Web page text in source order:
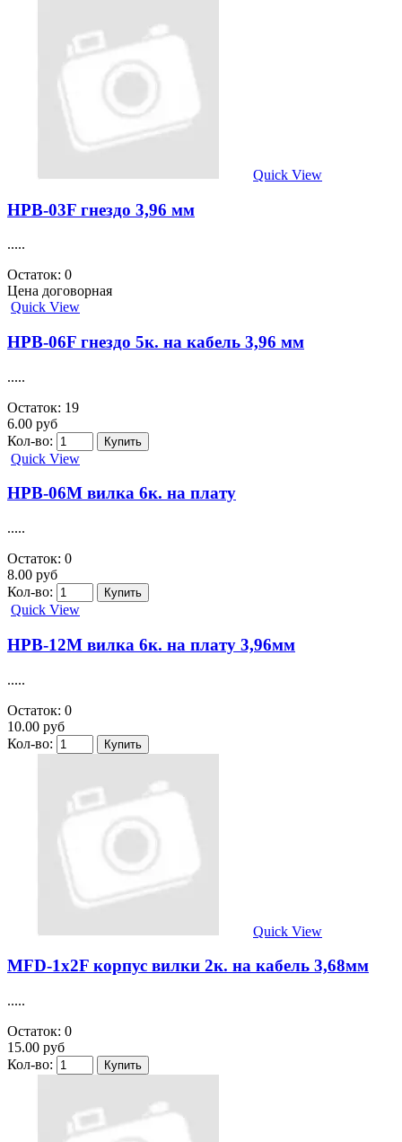
Quick View
HPB-03F гнездо 3,96 мм
.....
Остаток: 0
Цена договорная
Quick View
HPB-06F гнездо 5к. на кабель 3,96 мм
.....
Остаток: 19
6.00 руб
Кол-во:
Quick View
HPB-06M вилка 6к. на плату
.....
Остаток: 0
8.00 руб
Кол-во:
Quick View
HPB-12M вилка 6к. на плату 3,96мм
.....
Остаток: 0
10.00 руб
Кол-во:
Quick View
MFD-1x2F корпус вилки 2к. на кабель 3,68мм
.....
Остаток: 0
15.00 руб
Кол-во: